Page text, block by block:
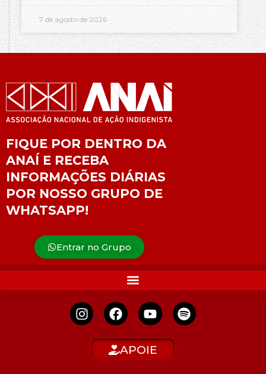
7 de agosto de 2026
FIQUE POR DENTRO DA
ANAÍ E RECEBA
INFORMAÇÕES DIÁRIAS
POR NOSSO GRUPO DE
WHATSAPP!
Entrar no Grupo
APOIE